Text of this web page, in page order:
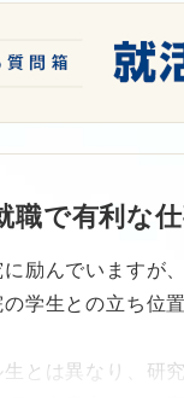
職で有利な
励んでいますが
学生との立ち位
とは異なり、研